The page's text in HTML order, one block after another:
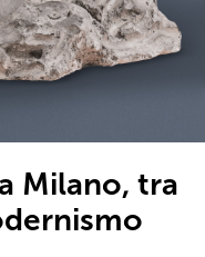
Milano, tra